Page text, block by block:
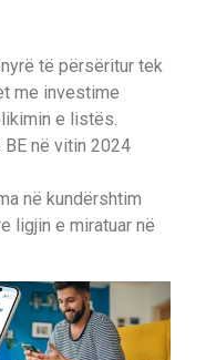
të përsëritur tek
me investime
e listës.
në vitin 2024
në kundërshtim
ligjin e miratuar në